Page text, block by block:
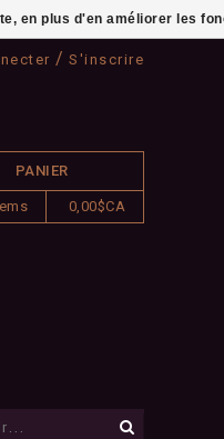
/ S'inscrire
PANIER
0,00$CA
en plus d'en améliorer les